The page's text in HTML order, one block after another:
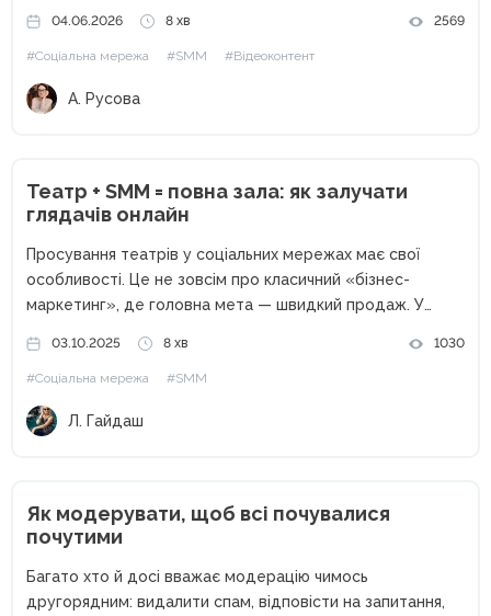
Втім, навіть бездоганний мудборд не допоможе, якщо
щось залишилося...
04.06.2026 8 хв 2569
#Соціальна мережа #SMM #Відеоконтент
А. Русова
Театр + SMM = повна зала: як залучати
глядачів онлайн
Просування театрів у соціальних мережах має свої
особливості. Це не зовсім про класичний «бізнес-
маркетинг», де головна мета — швидкий продаж. У
мистецтвом і спільнотою. Тут важливо не просто
заповнити залу глядачами, а...
03.10.2025 8 хв 1030
#Соціальна мережа #SMM
Л. Гайдаш
Як модерувати, щоб всі почувалися
почутими
Багато хто й досі вважає модерацію чимось
другорядним: видалити спам, відповісти на запитання,